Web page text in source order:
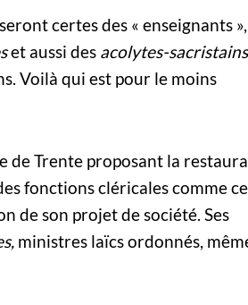
certes des « enseignants »,
et aussi des acolytes-
Voilà qui est pour le moins
de Trente proposant la
fonctions cléricales comme
de son projet de société. Ses
ministres laïcs ordonnés,